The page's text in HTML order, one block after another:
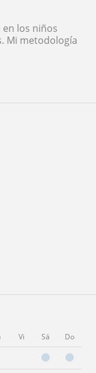
Vi Sá Do
los niños
Mi metodología